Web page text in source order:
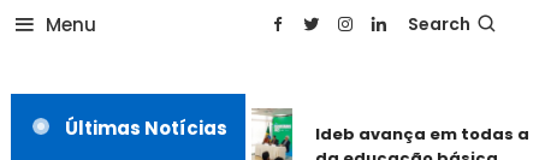
Menu Search
Últimas Notícias
Ideb avança em todas